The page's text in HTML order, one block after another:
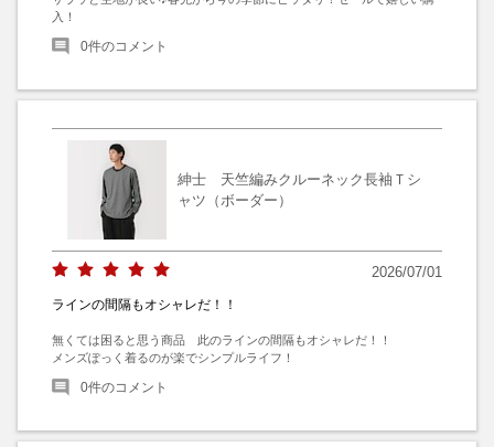
入！
0件のコメント
紳士 天竺編みクルーネック長袖Ｔシ
ャツ（ボーダー）
2026/07/01
ラインの間隔もオシャレだ！！
無くては困ると思う商品　此のラインの間隔もオシャレだ！！
メンズぽっく着るのが楽でシンプルライフ！
0件のコメント